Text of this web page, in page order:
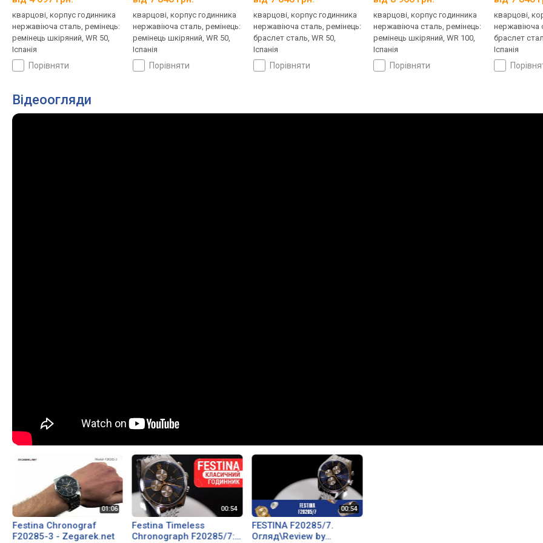
кварцові, корпус годинника
нержавіюча сталь, ремінець:
ремінець шкіряний, WR 50,
Іспанія
порівняти
кварцові, корпус годинника
нержавіюча сталь, ремінець:
ремінець шкіряний, WR 50,
Іспанія
порівняти
кварцові, корпус годинника
нержавіюча сталь, ремінець:
браслет сталь, WR 50,
Іспанія
порівняти
кварцові, корпус годинника
нержавіюча сталь, ремінець:
ремінець шкіряний, WR 100,
Іспанія
порівняти
кварцові,
нержавіюча
браслет
Іспанія
Відеоогляди
Festina Chronograf
F20285-3 - Zegarek.net
Festina Timeless
Chronograph F20285/7:
FESTINA F20285/7.
Огляд\Review by